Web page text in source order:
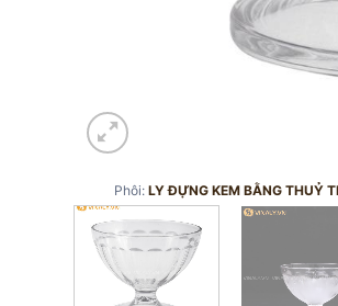
Phôi: LY ĐỰNG KEM BẰNG THUỶ